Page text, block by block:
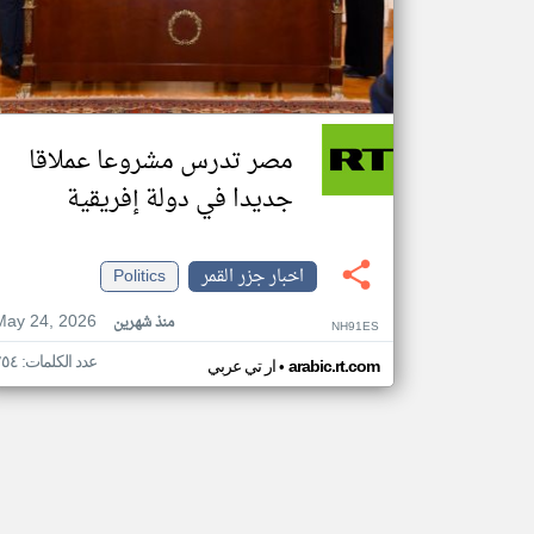
مصر تدرس مشروعا عملاقا
جديدا في دولة إفريقية
اخبار جزر القمر
Politics
24, 2026
منذ شهرين NH91ES
ار تي عربي• arabic.rt.com عدد الكلمات: ٢٥٤